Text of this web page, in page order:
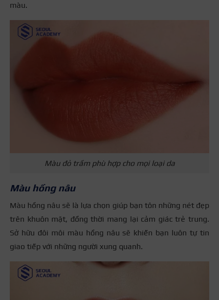
màu.
Màu đỏ trầm phù hợp cho mọi loại da
Màu hồng nâu
Màu hồng nâu sẽ là lựa chọn giúp bạn tôn những nét đẹp
trên khuôn mặt, đồng thời mang lại cảm giác trẻ trung.
Sở hữu đôi môi màu hồng nâu sẽ khiến bạn luôn tự tin
giao tiếp với những người xung quanh.